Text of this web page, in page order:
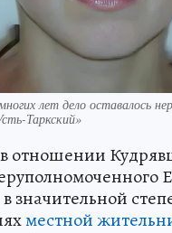
лет дело оставалось
Таркский»
отношении
значительной
местной